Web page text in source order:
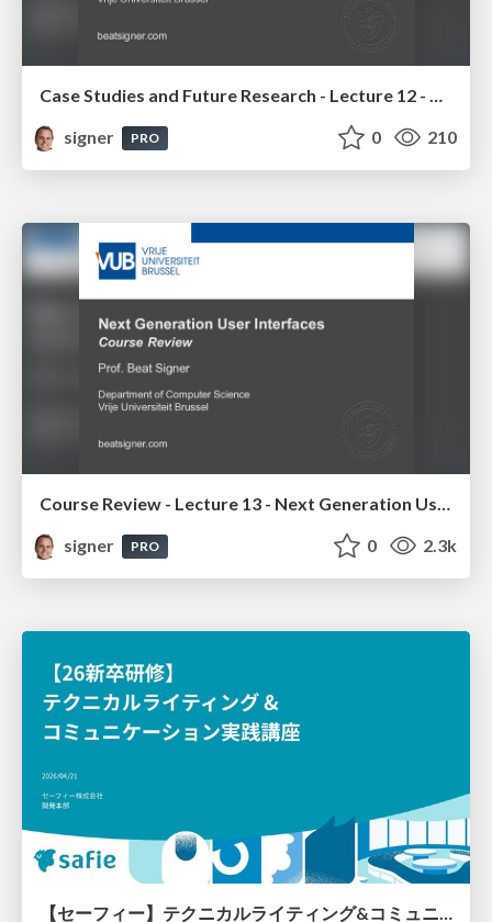
Case Studies and Future Research - Lecture 12 - Next Generation User Interfaces (4018166FNR)
signer
PRO 0 210
Course Review - Lecture 13 - Next Generation User Interfaces (4018166FNR)
signer
PRO 0 2.3k